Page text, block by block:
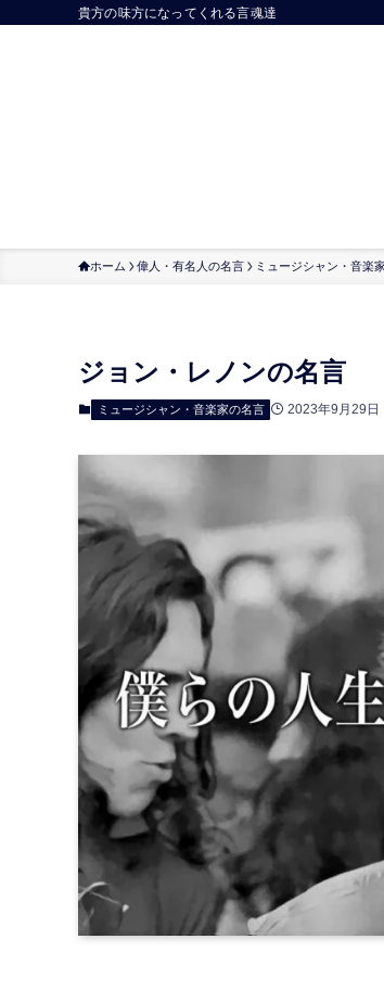
貴方の味方になってくれる言魂達
ホーム 偉人・有名人の名言 ミュージシャン・音楽
ジョン・レノンの名言
ミュージシャン・音楽家の名言 2023年9月29日